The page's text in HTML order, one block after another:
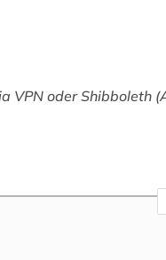
VPN oder Shibboleth